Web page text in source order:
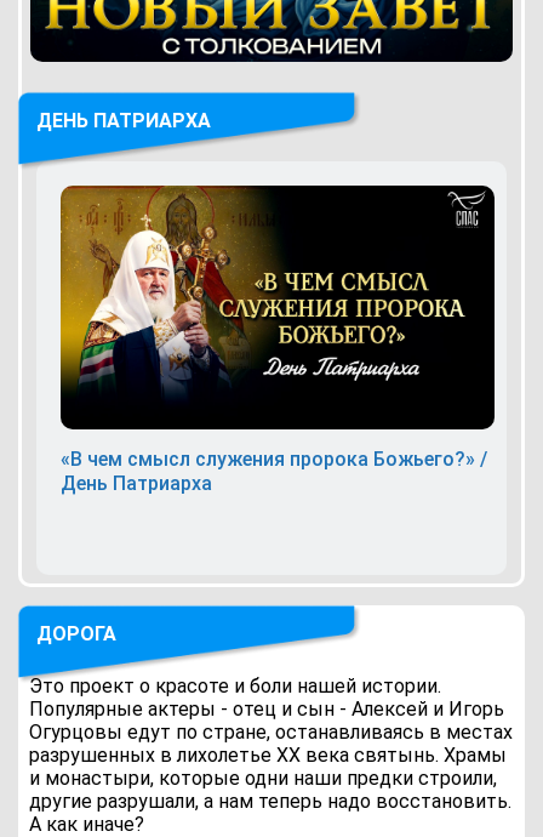
ДЕНЬ ПАТРИАРХА
«В чем смысл служения пророка Божьего?» /
День Патриарха
ДОРОГА
Это проект о красоте и боли нашей истории.
Популярные актеры - отец и сын - Алексей и Игорь
Огурцовы едут по стране, останавливаясь в местах
разрушенных в лихолетье ХХ века святынь. Храмы
и монастыри, которые одни наши предки строили,
другие разрушали, а нам теперь надо восстановить.
А как иначе?